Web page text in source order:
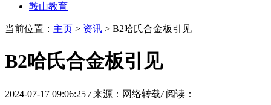
鞍山教育
当前位置： 主页 > 资讯 > B2哈氏合金板引见
B2哈氏合金板引见
2024-07-17 09:06:25 / 来源：网络转载/ 阅读：